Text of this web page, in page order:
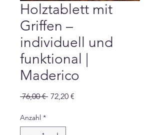
Holztablett mit
Griffen –
individuell und
funktional |
Maderico
76,00 € Standardpreis
72,20 €
Anzahl *